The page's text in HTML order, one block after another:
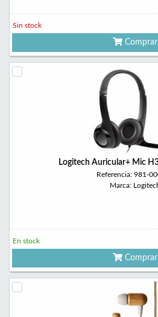
Sin stock
Comprar
Logitech Auricular+ Mic
Referencia: 981-
Marca:
En stock
Comprar